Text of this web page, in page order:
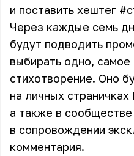
и поставить хештег
Через каждые семь
будут подводить
выбирать одно, самое
стихотворение. Оно
на личных
а также в
в сопровождении
комментария.